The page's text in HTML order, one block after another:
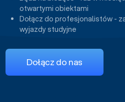
otwartymi obiektami
Dołącz do profesjonalistów -
wyjazdy studyjne
Dołącz do nas